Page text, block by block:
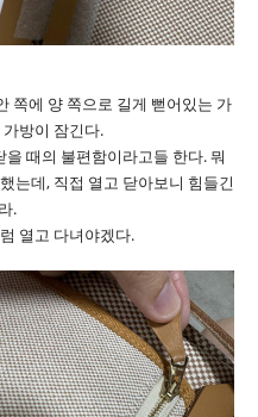
쪽에 양 쪽으로 길게 뻗어있는 가
방이 잠긴다.
때의 불편함이라고들 한다. 뭐
는데, 직접 열고 닫아보니 힘들긴
.
열고 다녀야겠다.